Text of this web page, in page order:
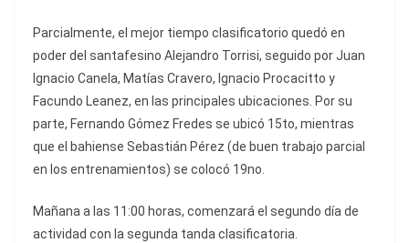
Parcialmente, el mejor tiempo clasificatorio quedó en
poder del santafesino Alejandro Torrisi, seguido por Juan
Ignacio Canela, Matías Cravero, Ignacio Procacitto y
Facundo Leanez, en las principales ubicaciones. Por su
parte, Fernando Gómez Fredes se ubicó 15to, mientras
que el bahiense Sebastián Pérez (de buen trabajo parcial
en los entrenamientos) se colocó 19no.
Mañana a las 11:00 horas, comenzará el segundo día de
actividad con la segunda tanda clasificatoria.